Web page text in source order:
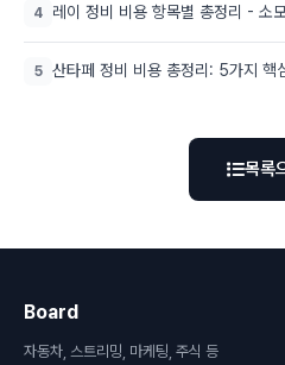
4 레이 정비 비용 항목별 총정리 - 소
5 산타페 정비 비용 총정리: 5가지 핵
목록
Board
자동차, 스트리밍, 마케팅, 주식 등